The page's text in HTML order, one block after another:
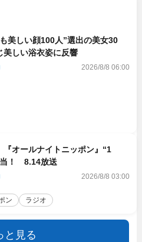
美しい顔100人”選出の美女30
美しい浴衣姿に反響
2026/8/8 06:00
『オールナイトニッポン』“1
！ 8.14放送
2026/8/8 03:00
ン ラジオ
と見る